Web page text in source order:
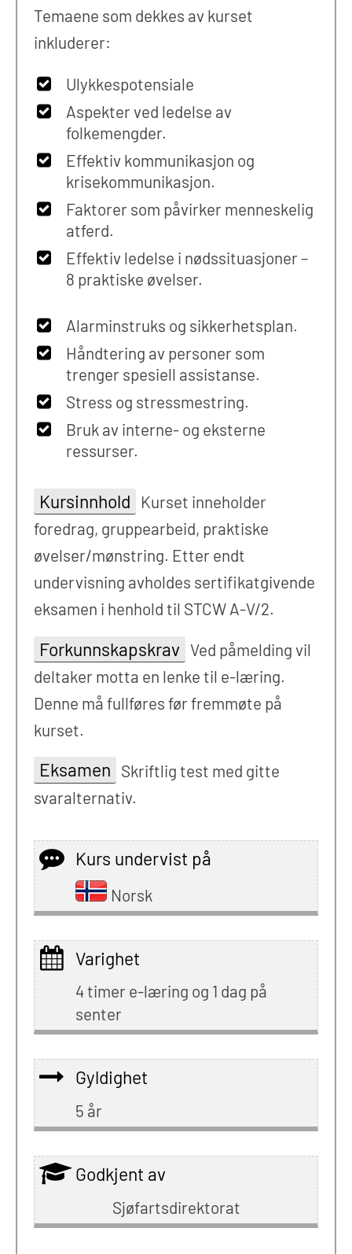
Temaene som dekkes av kurset
inkluderer:
Ulykkespotensiale
Aspekter ved ledelse av
folkemengder.
Effektiv kommunikasjon og
krisekommunikasjon.
Faktorer som påvirker menneskelig
atferd.
Effektiv ledelse i nødssituasjoner –
8 praktiske øvelser.
Alarminstruks og sikkerhetsplan.
Håndtering av personer som
trenger spesiell assistanse.
Stress og stressmestring.
Bruk av interne- og eksterne
ressurser.
Kursinnhold
Kurset inneholder
foredrag, gruppearbeid, praktiske
øvelser/mønstring. Etter endt
undervisning avholdes sertifikatgivende
eksamen i henhold til STCW A-V/2.
Forkunnskapskrav Ved påmelding vil
deltaker motta en lenke til e-læring.
Denne må fullføres før fremmøte på
kurset.
Eksamen Skriftlig test med gitte
svaralternativ.
Kurs undervist på
Norsk
Varighet
4 timer e-læring og 1 dag på
senter
Gyldighet
5 år
Godkjent av
Sjøfartsdirektorat